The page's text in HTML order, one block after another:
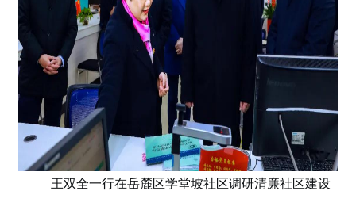
王双全一行在岳麓区学堂坡社区调研清廉社区建设